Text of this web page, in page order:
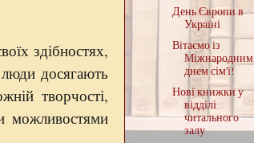
здібностях,
досягають
творчості,
можливостями
День Європи в
Україні
Вітаємо із
Міжнародним
днем сім'ї!
Нові книжки у
відділі
читального
залу